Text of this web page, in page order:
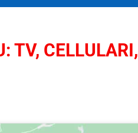
TV, CELLULARI,